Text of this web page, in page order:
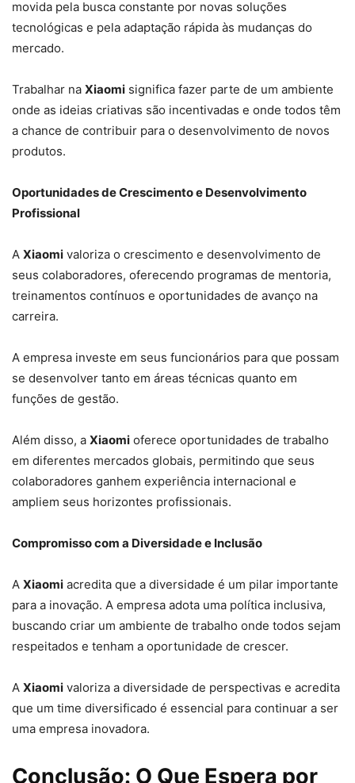
movida pela busca constante por novas soluções
tecnológicas e pela adaptação rápida às mudanças do
mercado.
Trabalhar na Xiaomi significa fazer parte de um ambiente
onde as ideias criativas são incentivadas e onde todos têm
a chance de contribuir para o desenvolvimento de novos
produtos.
Oportunidades de Crescimento e Desenvolvimento
Profissional
A Xiaomi valoriza o crescimento e desenvolvimento de
seus colaboradores, oferecendo programas de mentoria,
treinamentos contínuos e oportunidades de avanço na
carreira.
A empresa investe em seus funcionários para que possam
se desenvolver tanto em áreas técnicas quanto em
funções de gestão.
Além disso, a Xiaomi oferece oportunidades de trabalho
em diferentes mercados globais, permitindo que seus
colaboradores ganhem experiência internacional e
ampliem seus horizontes profissionais.
Compromisso com a Diversidade e Inclusão
A Xiaomi acredita que a diversidade é um pilar importante
para a inovação. A empresa adota uma política inclusiva,
buscando criar um ambiente de trabalho onde todos sejam
respeitados e tenham a oportunidade de crescer.
A Xiaomi valoriza a diversidade de perspectivas e acredita
que um time diversificado é essencial para continuar a ser
uma empresa inovadora.
Conclusão: O Que Espera por